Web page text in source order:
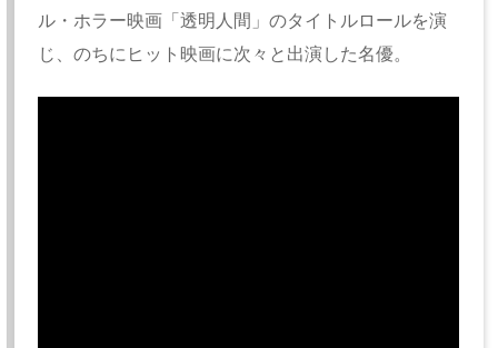
ル・ホラー映画「透明人間」のタイトルロールを演
じ、のちにヒット映画に次々と出演した名優。